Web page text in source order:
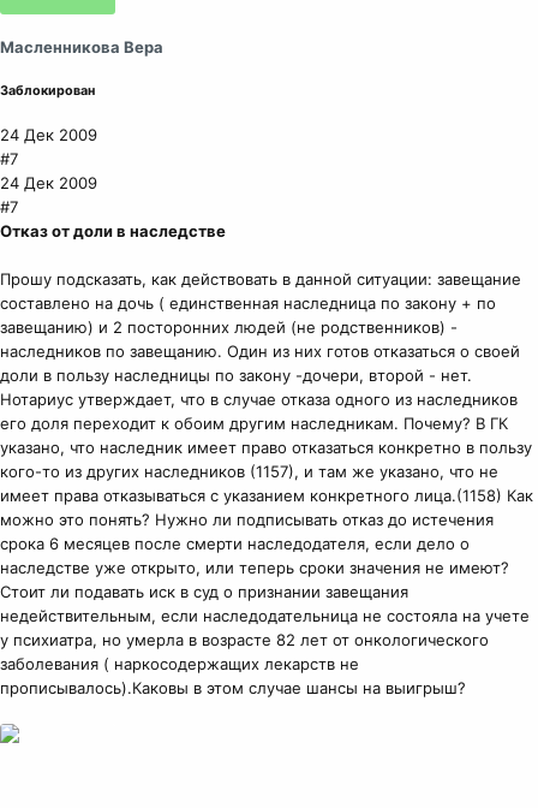
и
Масленникова Вера
Заблокирован
24 Дек 2009
#7
24 Дек 2009
#7
Отказ от доли в наследстве
Прошу подсказать, как действовать в данной ситуации: завещание
составлено на дочь ( единственная наследница по закону + по
завещанию) и 2 посторонних людей (не родственников) -
наследников по завещанию. Один из них готов отказаться о своей
доли в пользу наследницы по закону -дочери, второй - нет.
Нотариус утверждает, что в случае отказа одного из наследников
его доля переходит к обоим другим наследникам. Почему? В ГК
указано, что наследник имеет право отказаться конкретно в пользу
кого-то из других наследников (1157), и там же указано, что не
имеет права отказываться с указанием конкретного лица.(1158) Как
можно это понять? Нужно ли подписывать отказ до истечения
срока 6 месяцев после смерти наследодателя, если дело о
наследстве уже открыто, или теперь сроки значения не имеют?
Стоит ли подавать иск в суд о признании завещания
недействительным, если наследодательница не состояла на учете
у психиатра, но умерла в возрасте 82 лет от онкологического
заболевания ( наркосодержащих лекарств не
прописывалось).Каковы в этом случае шансы на выигрыш?